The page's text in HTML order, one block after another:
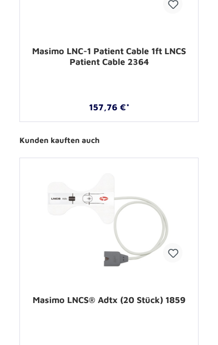
Masimo LNC-1 Patient Cable 1ft LNCS
Patient Cable 2364
157,76 €*
Kunden kauften auch
Masimo LNCS® Adtx (20 Stück) 1859